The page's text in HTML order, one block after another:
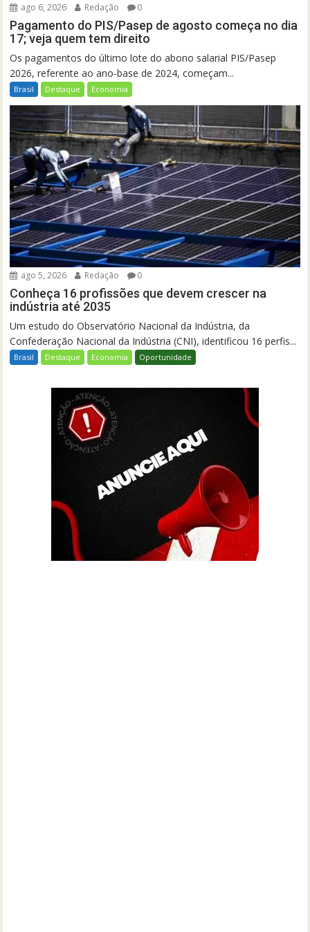
ago 6, 2026 Redação 0
Pagamento do PIS/Pasep de agosto começa no dia
17; veja quem tem direito
Os pagamentos do último lote do abono salarial PIS/Pasep
2026, referente ao ano-base de 2024, começam...
Brasil Destaque Economia
ago 5, 2026 Redação 0
Conheça 16 profissões que devem crescer na
indústria até 2035
Um estudo do Observatório Nacional da Indústria, da
Confederação Nacional da Indústria (CNI), identificou 16 perfis...
Brasil Destaque Economia Oportunidade